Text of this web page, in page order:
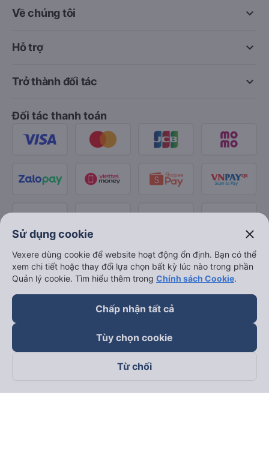
keyboard_arrow_down
Về chúng tôi
keyboard_arrow_down
Hỗ trợ
keyboard_arrow_down
Trở thành đối tác
Đối tác thanh toán
Theo dõi chúng tôi trên
Sử dụng cookie close
Vexere dùng cookie để website hoạt động ổn định. Bạn có thể
xem chi tiết hoặc thay đổi lựa chọn bất kỳ lúc nào trong phần
Quản lý cookie. Tìm hiểu thêm trong Chính sách Cookie.
Chấp nhận tất cả
Tùy chọn cookie
Từ chối